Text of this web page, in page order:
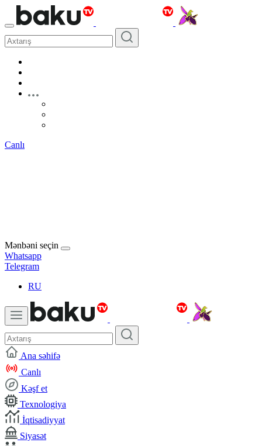
Canlı
Mənbəni seçin
Whatsapp
Telegram
RU
Ana səhifə
Canlı
Kəşf et
Texnologiya
İqtisadiyyat
Siyasət